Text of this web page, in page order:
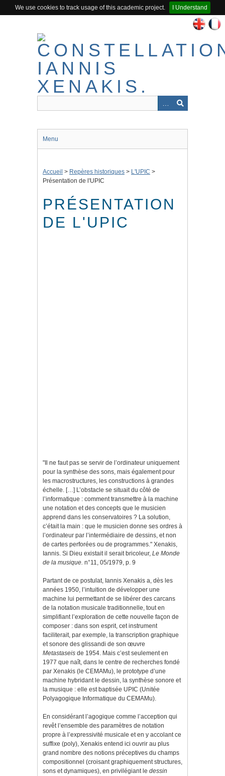
We use cookies to track usage of this academic project.
I Understand
Menu
Accueil > Repères historiques > L'UPIC >
Présentation de l'UPIC
PRÉSENTATION
DE L'UPIC
"Il ne faut pas se servir de l’ordinateur uniquement
pour la synthèse des sons, mais également pour
les macrostructures, les constructions à grandes
échelle. […] L’obstacle se situait du côté de
l’informatique : comment transmettre à la machine
une notation et des concepts que le musicien
apprend dans les conservatoires ? La solution,
c’était la main : que le musicien donne ses ordres à
l’ordinateur par l’intermédiaire de dessins, et non
de cartes perforées ou de programmes." Xenakis,
Iannis. Si Dieu existait il serait bricoleur, Le Monde
de la musique. n°11, 05/1979, p. 9
Partant de ce postulat, Iannis Xenakis a, dès les
années 1950, l’intuition de développer une
machine lui permettant de se libérer des carcans
de la notation musicale traditionnelle, tout en
simplifiant l’exploration de cette nouvelle façon de
composer : dans son esprit, cet instrument
faciliterait, par exemple, la transcription graphique
et sonore des glissandi de son œuvre
Metastaseis de 1954. Mais c’est seulement en
1977 que naît, dans le centre de recherches fondé
par Xenakis (le CEMAMu), le prototype d’une
machine hybridant le dessin, la synthèse sonore et
la musique : elle est baptisée UPIC (Unitée
Polyagogique Informatique du CEMAMu).
En considérant l’agogique comme l’acception qui
revêt l’ensemble des paramètres de notation
propre à l’expressivité musicale et en y accolant ce
suffixe (poly), Xenakis entend ici ouvrir au plus
grand nombre des notions préceptives du champs
compositionnel (croisant graphiquement structures,
sons et dynamiques), en privilégiant le dessin